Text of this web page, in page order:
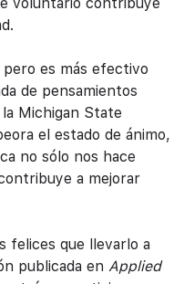
es más efectivo
de pensamientos
Michigan State
el estado de ánimo,
no sólo nos hace
a mejorar
felices que llevarlo a
publicada en Applied